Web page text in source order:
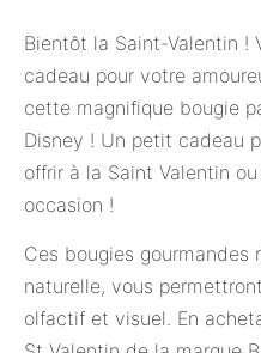
Bientôt la Saint-Valentin !
cadeau pour votre
cette magnifique bougie
Disney ! Un petit cadeau
offrir à la Saint Valentin
occasion !
Ces bougies gourmandes
naturelle, vous
olfactif et visuel. En